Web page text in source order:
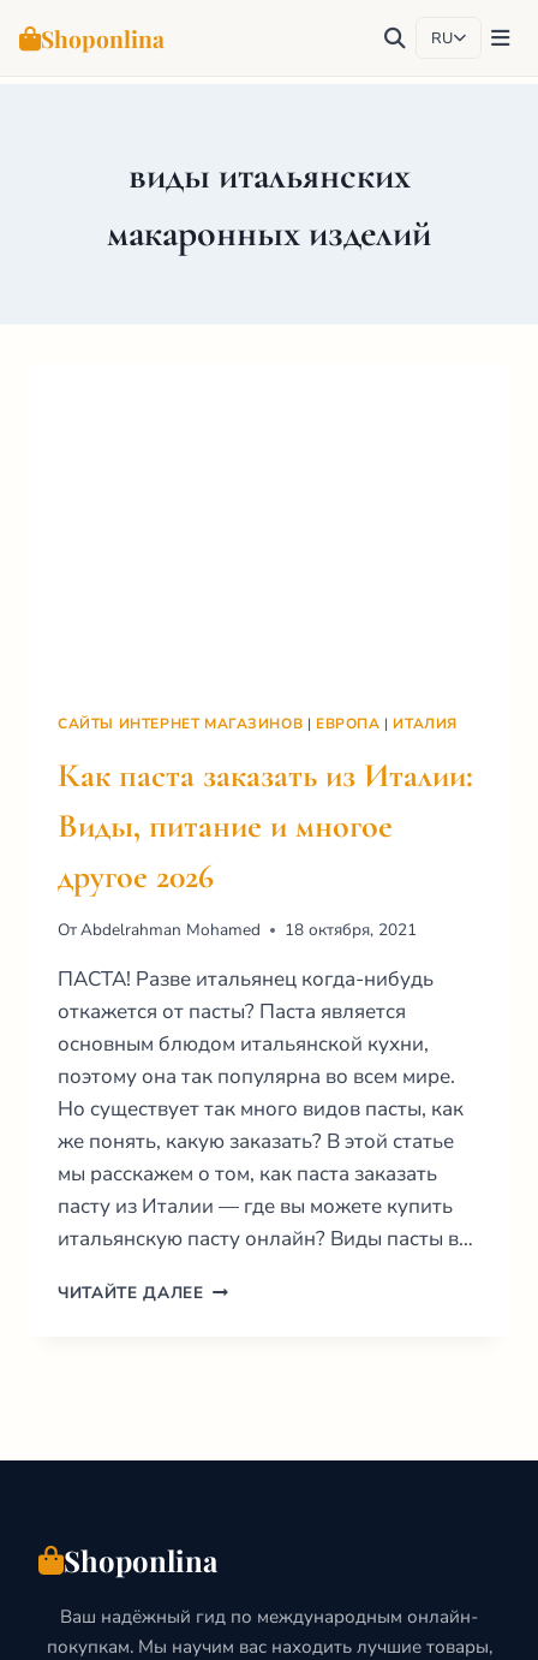
Shoponlina RU
виды итальянских
макаронных изделий
САЙТЫ ИНТЕРНЕТ МАГАЗИНОВ | ЕВРОПА | ИТАЛИЯ
Как паста заказать из Италии:
Виды, питание и многое
другое 2026
ОтAbdelrahman Mohamed 18 октября, 2021
ПАСТА! Разве итальянец когда-нибудь
откажется от пасты? Паста является
основным блюдом итальянской кухни,
поэтому она так популярна во всем мире.
Но существует так много видов пасты, как
же понять, какую заказать? В этой статье
мы расскажем о том, как паста заказать
пасту из Италии — где вы можете купить
итальянскую пасту онлайн? Виды пасты в…
ЧИТАЙТЕ ДАЛЕЕКАК
И
Shoponlina
Ваш надёжный гид по международным онлайн-
покупкам. Мы научим вас находить лучшие товары,